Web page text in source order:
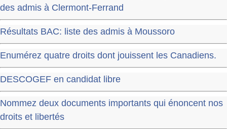
des admis à Clermont-Ferrand
Résultats BAC: liste des admis à Moussoro
Enumérez quatre droits dont jouissent les Canadiens.
DESCOGEF en candidat libre
Nommez deux documents importants qui énoncent nos
droits et libertés